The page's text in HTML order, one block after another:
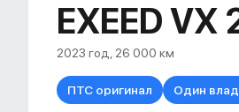
EXEED
2023 год, 26 000 км
ПТС оригинал Один